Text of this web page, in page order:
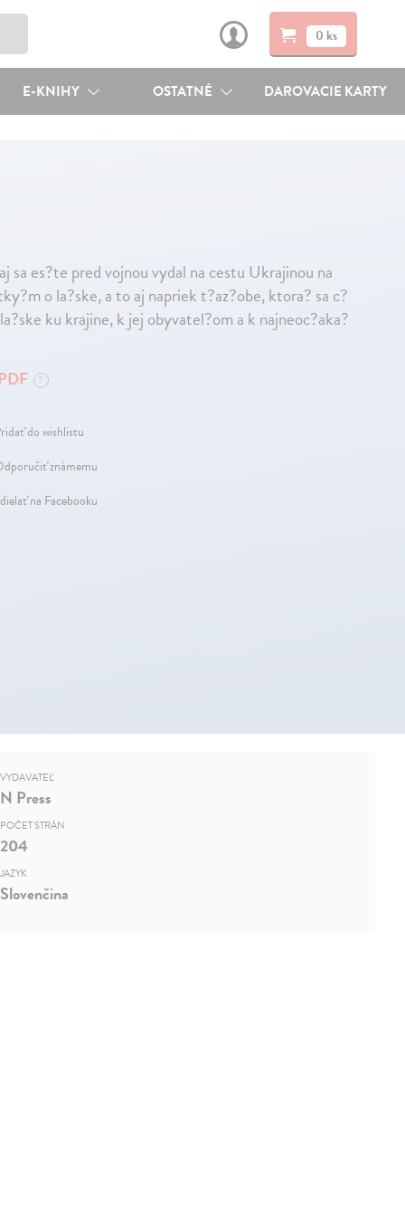
0 ks
E-KNIHY OSTATNÉ DAROVACIE KARTY
es?te pred vojnou vydal na cestu Ukrajinou na
o la?ske, a to aj napriek t?az?obe, ktora? sa c?
ku krajine, k jej obyvatel?om a k najneoc?aka?
?
do wishlistu
známemu
na Facebooku
VYDAVATEĽ
N Press
POČET STRÁN
204
JAZYK
Slovenčina